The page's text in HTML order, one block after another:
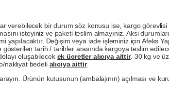
verebilecek bir durum söz konusu ise, kargo
isteyiniz ve paketi teslim almayınız. Aksi
yapılacaktır. Değişim veya iade işleminiz için Afeks
tarih / tarihler arasında kargoya teslim
oluşabilecek ek ücretler alıcıya aittir. 30 kg ve
nakliyat bedeli alıcıya aittir.
Ürünün kutusunun (ambalajının) açılması ve